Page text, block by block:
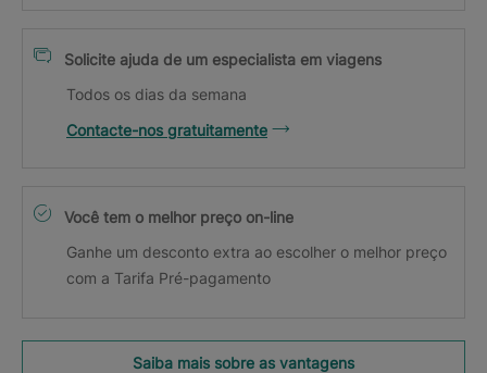
Solicite ajuda de um especialista em viagens
Todos os dias da semana
Contacte-nos gratuitamente
Você tem o melhor preço on-line
Ganhe um desconto extra ao escolher o melhor preço
com a Tarifa Pré-pagamento
Saiba mais sobre as vantagens